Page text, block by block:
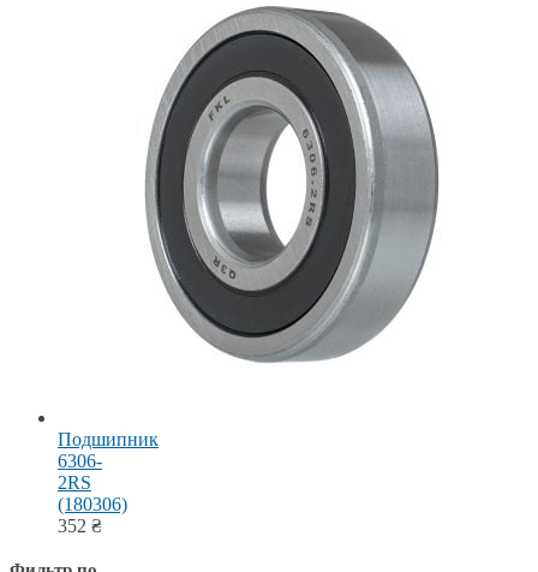
Подшипник
6306-
2RS
(180306)
352 ₴